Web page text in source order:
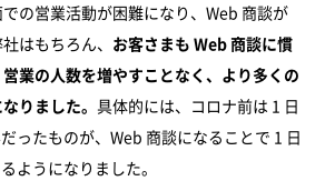
の営業活動が困難になり、Web 商談が
はもちろん、 お客さまも Web 商談に慣
業の人数を増やすことなく、より多くの
りました。具体的には、コロナ前は 1 日
ったものが、Web 商談になることで 1 日
ようになりました。